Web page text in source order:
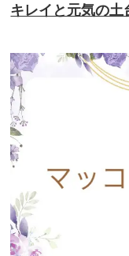
キレイと元気の土